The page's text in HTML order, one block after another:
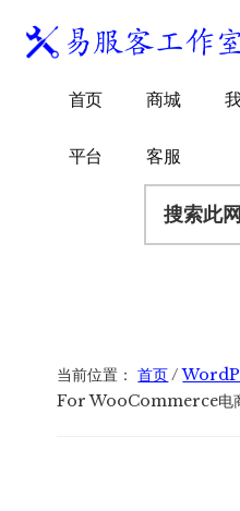
附
加
首页 商城
平台
客服
当前位置：首页/
For WooCommerce电